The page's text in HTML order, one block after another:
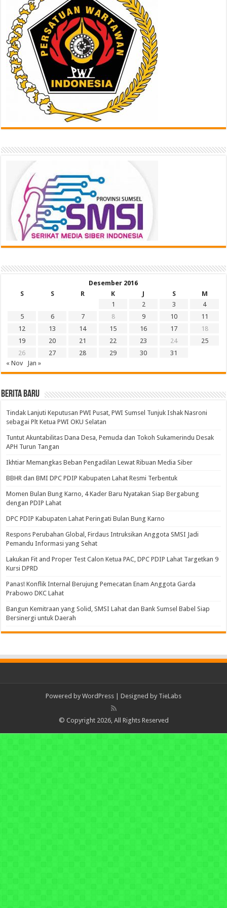
Desember 2016
S
S R K J S
M
1
2 3
4
5
6 7 8 9 10
11
12
13 14 15 16 17
18
19
20 21 22 23 24
25
26
27 28 29 30
31
« Nov
Jan »
BERITA BARU
Tindak Lanjuti Keputusan PWI Pusat, PWI Sumsel Tunjuk Ishak Nasroni
sebagai Plt Ketua PWI OKU Selatan
Tuntut Akuntabilitas Dana Desa, Pemuda dan Tokoh Sukamerindu Desak
APH Turun Tangan
Ikhtiar Memangkas Beban Pengadilan Lewat Ribuan Media Siber
BBHR dan BMI DPC PDIP Kabupaten Lahat Resmi Terbentuk
Momen Bulan Bung Karno, 4 Kader Baru Nyatakan Siap Bergabung
dengan PDIP Lahat
DPC PDIP Kabupaten Lahat Peringati Bulan Bung Karno
Respons Perubahan Global, Firdaus Intruksikan Anggota SMSI Jadi
Pemandu Informasi yang Sehat
Lakukan Fit and Proper Test Calon Ketua PAC, DPC PDIP Lahat Targetkan 9
Kursi DPRD
Panas! Konflik Internal Berujung Pemecatan Enam Anggota Garda
Prabowo DKC Lahat
Bangun Kemitraan yang Solid, SMSI Lahat dan Bank Sumsel Babel Siap
Bersinergi untuk Daerah
Powered by WordPress | Designed by TieLabs
© Copyright 2026, All Rights Reserved